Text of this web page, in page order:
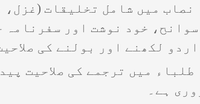
نصاب میں شامل تخلیقات
سوانح، خود نوشت اور
اردو لکھنے اور بولنے کی
طلباء میں ترجمے کی صلاحیت
ہے۔